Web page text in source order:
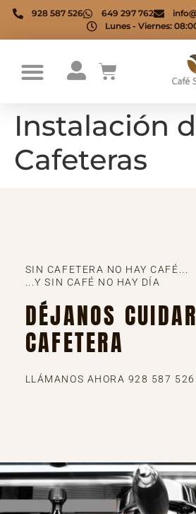
928 587 526 649 297 762
Lunes - Viernes:
Instalación
Cafeteras
SIN CAFETERA NO HAY CAFÉ...
...Y SIN CAFÉ NO HAY DÍA
DÉJANOS
CAFETERA
LLÁMANOS AHORA 928 587 526